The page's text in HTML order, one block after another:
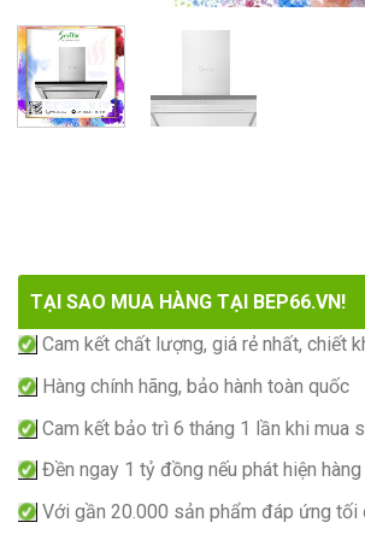
TẠI SAO MUA HÀNG TẠI BEP66.VN!
Cam kết chất lượng, giá rẻ nhất, chiết
Hàng chính hãng, bảo hành toàn quốc
Cam kết bảo trì 6 tháng 1 lần khi mua
Đền ngay 1 tỷ đồng nếu phát hiện hàng
Với gần 20.000 sản phẩm đáp ứng tối